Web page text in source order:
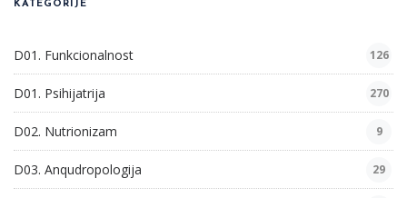
KATEGORIJE
D01. Funkcionalnost 126
D01. Psihijatrija 270
D02. Nutrionizam 9
D03. Anqudropologija 29